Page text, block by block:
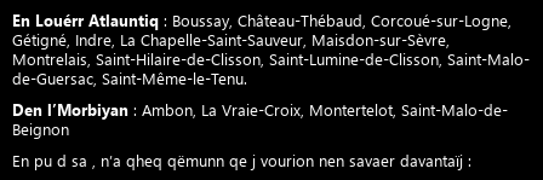
En Louérr Atlauntiq : Boussay, Château-Thébaud, Corcoué-sur-Logne,
Gétigné, Indre, La Chapelle-Saint-Sauveur, Maisdon-sur-Sèvre,
Montrelais, Saint-Hilaire-de-Clisson, Saint-Lumine-de-Clisson, Saint-Malo-
de-Guersac, Saint-Même-le-Tenu.
Den l’Morbiyan : Ambon, La Vraie-Croix, Montertelot, Saint-Malo-de-
Beignon
En pu d sa , n’a qheq qëmunn qe j vourion nen savaer davantaïj :